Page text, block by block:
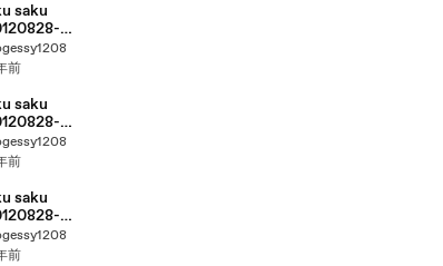
saku
ｔｖ
04
前
saku
ｔｖ
03
前
saku
ｔｖ
02
前